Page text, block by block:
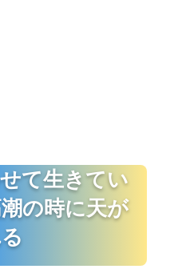
て生きてい
の時に天が